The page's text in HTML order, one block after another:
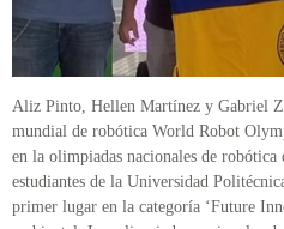
Aliz Pinto, Hellen Martínez y Gabriel
mundial de robótica World Robot
en la olimpiadas nacionales de robótica
estudiantes de la Universidad
primer lugar en la categoría ‘Future